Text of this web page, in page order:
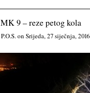
MK 9 – reze petog kola
P.o.s.on Srijeda, 27 siječnja, 2016